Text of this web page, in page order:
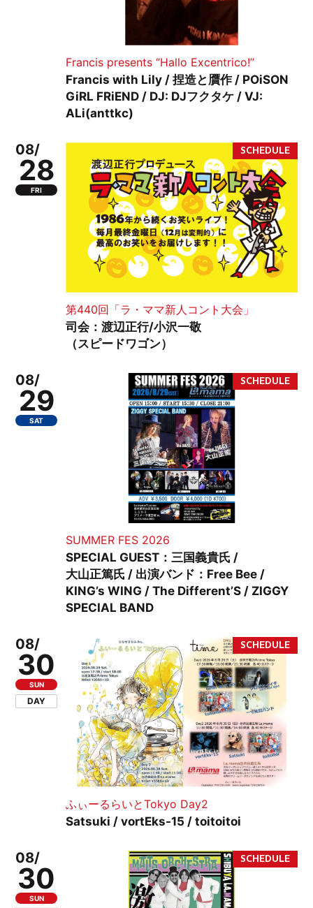
Francis presents “Hallo Excentrico!”
Francis with Lily / 捏造と贋作 / POiSON
GiRL FRiEND / DJ: DJフクタケ / VJ:
ALi(anttkc)
08/
28
FRI
第440回「ラ・ママ新人コント大会」
司会：渡辺正行/小沢一敬
（スピードワゴン）
08/
29
SAT
SUMMER FES 2026
SPECIAL GUEST：三国義貴氏 /
大山正篤氏 / 出演バンド：Free Bee /
KING’s WING / The Different’S / ZIGGY
SPECIAL BAND
08/
30
SUN
DAY
ふぃーるらいとTokyo Day2
Satsuki / vortEks-15 / toitoitoi
08/
30
SUN